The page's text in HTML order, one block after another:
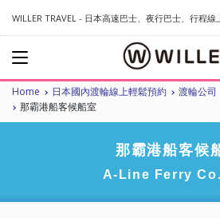
WILLER TRAVEL - 日本高速巴士、夜行巴士、行程線
Home 日本國內渡輪線上輕鬆預約 渡輪公司
那霸港船客候船室
那霸港船客候
A-Line Ferry